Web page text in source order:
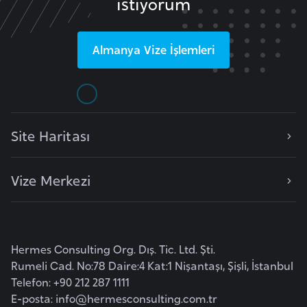
Almanya Vize İşlemleri
Site Haritası
Vize Merkezi
Hermes Consulting Org. Dış. Tic. Ltd. Şti.
Rumeli Cad. No:78 Daire:4 Kat:1 Nişantaşı, Şişli, İstanbul
Telefon: +90 212 287 1111
E-posta: info@hermesconsulting.com.tr
r
C
z
r